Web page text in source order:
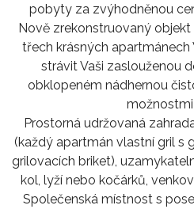
pobyty za zvýhodněnou
Nově zrekonstruovaný
třech krásných
strávit Vaši zaslouženou
obklopeném nádhernou
Prostorná udržovaná
(každý apartmán vlastní gril s
grilovacích briket),
kol, lyží nebo kočárků,
Společenská místnost s